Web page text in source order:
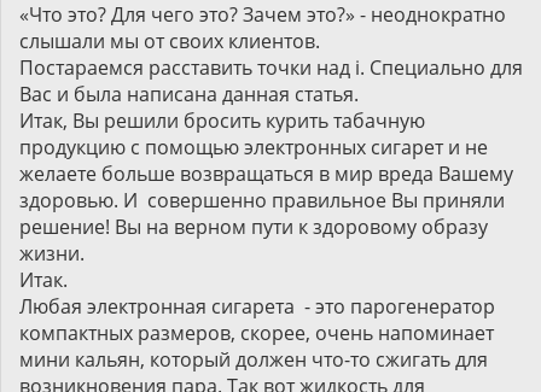
«Что это? Для чего это? Зачем это?» - неоднократно
слышали мы от своих клиентов.
Постараемся расставить точки над i. Специально для
Вас и была написана данная статья.
Итак, Вы решили бросить курить табачную
продукцию с помощью электронных сигарет и не
желаете больше возвращаться в мир вреда Вашему
здоровью. И совершенно правильное Вы приняли
решение! Вы на верном пути к здоровому образу
жизни.
Итак.
Любая электронная сигарета - это парогенератор
компактных размеров, скорее, очень напоминает
мини кальян, который должен что-то сжигать для
возникновения пара. Так вот жидкость для